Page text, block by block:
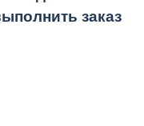
заказ